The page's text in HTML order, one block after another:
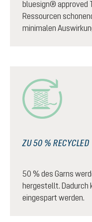
bluesign® approved
Ressourcen
minimalen
ZU 50 % RECYCLED
50 % des Garns
hergestellt. Dadurch
eingespart werden.